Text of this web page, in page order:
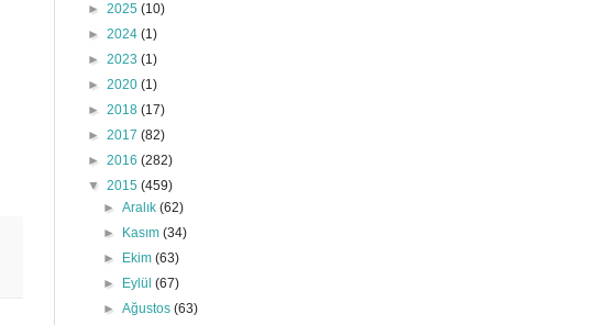
► 2025 (10)
► 2024 (1)
► 2023 (1)
► 2020 (1)
► 2018 (17)
► 2017 (82)
► 2016 (282)
▼ 2015 (459)
►Aralık(62)
►
Kasım(34)
►
Ekim(63)
►
Eylül(67)
►Ağustos(63)